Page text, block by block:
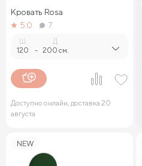
Кровать Rosa
5.0
7
120 -
Д.
200 см.
Доступно онлайн, доставка 20
августа
NEW